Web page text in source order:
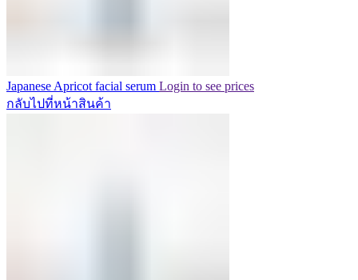
Japanese Apricot facial serum Login to see prices
กลับไปที่หน้าสินค้า